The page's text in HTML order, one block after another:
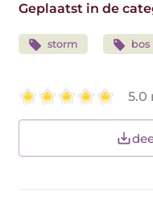
Geplaatst in de
storm bos
5.0